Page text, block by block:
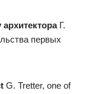
архитектораГ.
первых
G. Tretter, one of